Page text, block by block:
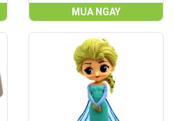
MUA NGAY